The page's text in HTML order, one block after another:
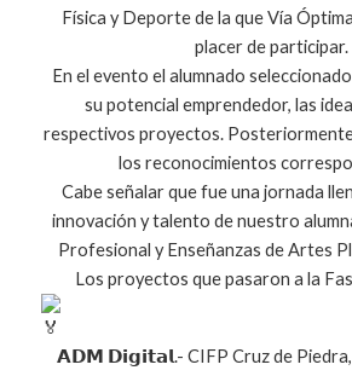
Física y Deporte de la que Vía
placer de participar.
En el evento el alumnado
su potencial emprendedor, las
respectivos proyectos.
los reconocimientos
Cabe señalar que fue una jornada
innovación y talento de nuestro
Profesional y Enseñanzas de Artes
Los proyectos que pasaron a la
𝗔𝗗𝗠 𝗗𝗶𝗴𝗶𝘁𝗮𝗹.- CIFP Cruz de